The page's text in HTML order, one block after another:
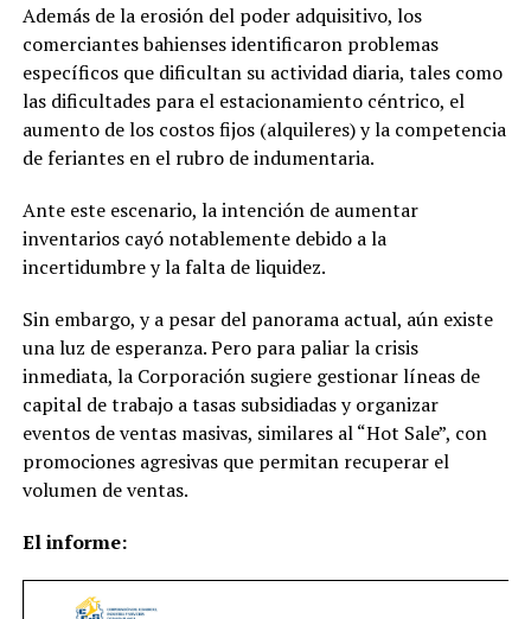
Además de la erosión del poder adquisitivo, los
comerciantes bahienses identificaron problemas
específicos que dificultan su actividad diaria, tales como
las dificultades para el estacionamiento céntrico, el
aumento de los costos fijos (alquileres) y la competencia
de feriantes en el rubro de indumentaria.
Ante este escenario, la intención de aumentar
inventarios cayó notablemente debido a la
incertidumbre y la falta de liquidez.
Sin embargo, y a pesar del panorama actual, aún existe
una luz de esperanza. Pero para paliar la crisis
inmediata, la Corporación sugiere gestionar líneas de
capital de trabajo a tasas subsidiadas y organizar
eventos de ventas masivas, similares al “Hot Sale”, con
promociones agresivas que permitan recuperar el
volumen de ventas.
El informe: